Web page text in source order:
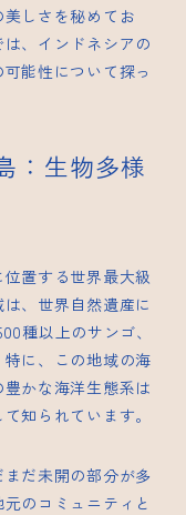
しさを秘めてお
、インドネシアの
能性について探っ
：生物多様
置する世界最大級
、世界自然遺産に
種以上のサンゴ、
に、この地域の海
かな海洋生態系は
知られています。
だ未開の部分が多
のコミュニティと